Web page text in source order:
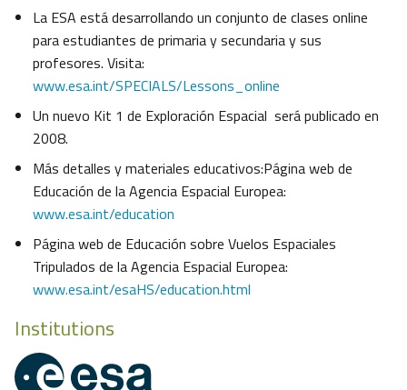
La ESA está desarrollando un conjunto de clases online
para estudiantes de primaria y secundaria y sus
profesores. Visita:
www.esa.int/SPECIALS/Lessons_online
Un nuevo Kit 1 de Exploración Espacial será publicado en
2008.
Más detalles y materiales educativos:Página web de
Educación de la Agencia Espacial Europea:
www.esa.int/education
Página web de Educación sobre Vuelos Espaciales
Tripulados de la Agencia Espacial Europea:
www.esa.int/esaHS/education.html
Institutions